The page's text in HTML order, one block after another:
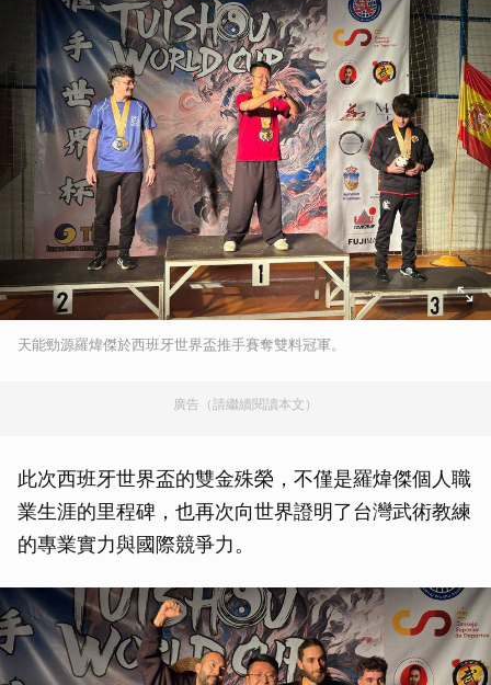
天能勁源羅煒傑於西班牙世界盃推手賽奪雙料冠軍。
廣告（請繼續閱讀本文）
此次西班牙世界盃的雙金殊榮，不僅是羅煒傑個人職
業生涯的里程碑，也再次向世界證明了台灣武術教練
的專業實力與國際競爭力。